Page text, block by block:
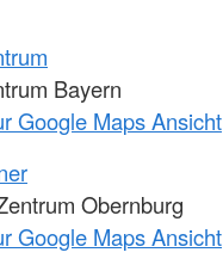
Bayern
Google Maps Ansicht
Obernburg
Google Maps Ansicht